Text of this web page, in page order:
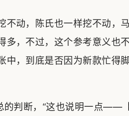
不动，陈氏也一样挖不动，
，不过，这个参考意义也
，到底是否因为新款忙得
的判断，“这也说明一点——